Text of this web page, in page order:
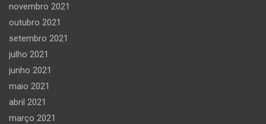
novembro 2021
outubro 2021
setembro 2021
julho 2021
junho 2021
maio 2021
abril 2021
março 2021